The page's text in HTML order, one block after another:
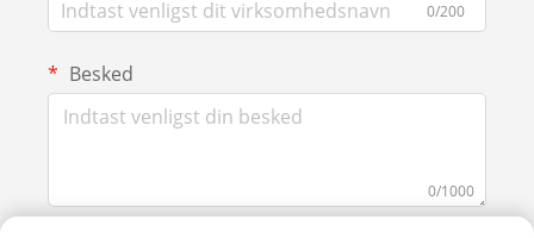
0/200
Besked
0/1000